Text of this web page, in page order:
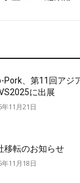
Pork、第11回アジ
に出展
年11月21日
移転のお知らせ
年11月18日